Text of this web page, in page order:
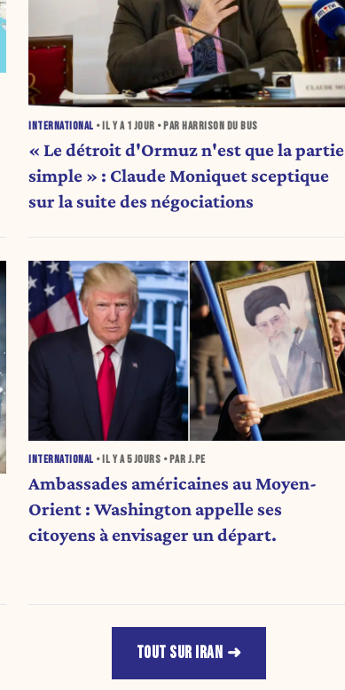
INTERNATIONAL • IL Y A 1 JOUR • PAR HARRISON DU BUS
« Le détroit d'Ormuz n'est que la partie
simple » : Claude Moniquet sceptique
sur la suite des négociations
INTERNATIONAL • IL Y A5 JOURS • PAR J.PE
Ambassades américaines au Moyen-
Orient : Washington appelle ses
citoyens à envisager un départ.
TOUT SUR IRAN